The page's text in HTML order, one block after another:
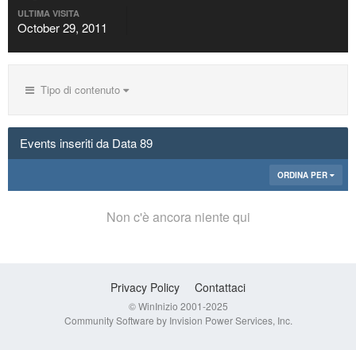
ULTIMA VISITA
October 29, 2011
Tipo di contenuto
Events inseriti da Data 89
ORDINA PER
Non c'è ancora niente qui
Privacy Policy Contattaci
© WinInizio 2001-2025
Community Software by Invision Power Services, Inc.